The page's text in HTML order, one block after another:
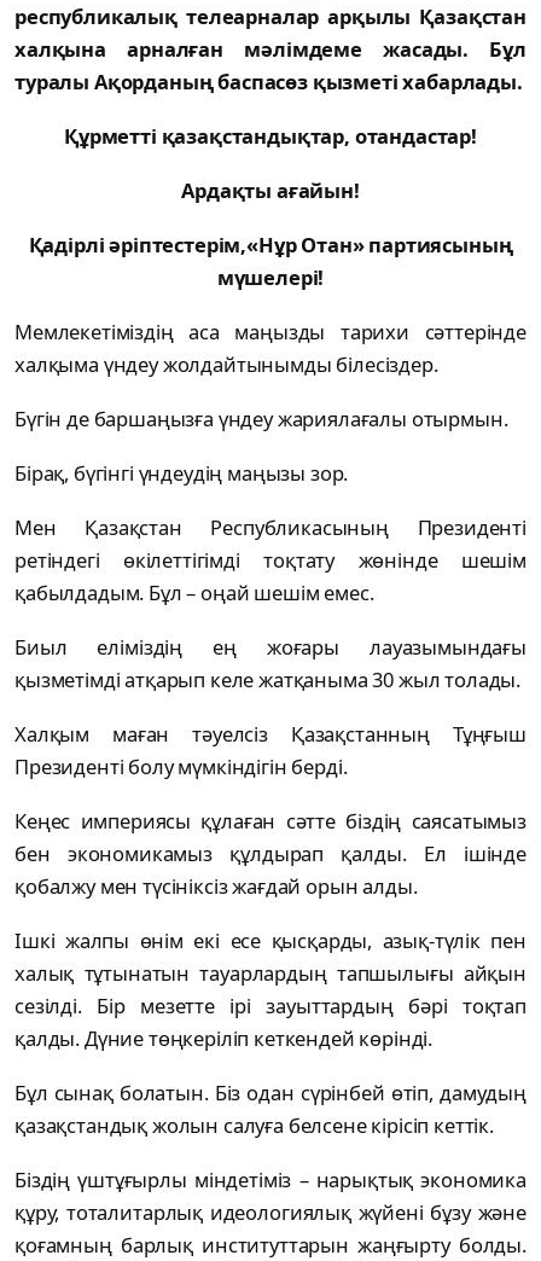
республикалық телеарналар арқылы Қазақстан
халқына арналған мәлімдеме жасады. Бұл
туралы Ақорданың баспасөз қызметі хабарлады.
Құрметті қазақстандықтар, отандастар!
Ардақты ағайын!
Қадірлі әріптестерім,«Нұр Отан» партиясының
мүшелері!
Мемлекетіміздің аса маңызды тарихи сәттерінде
халқыма үндеу жолдайтынымды білесіздер.
Бүгін де баршаңызға үндеу жариялағалы отырмын.
Бірақ, бүгінгі үндеудің маңызы зор.
Мен Қазақстан Республикасының Президенті
ретіндегі өкілеттігімді тоқтату жөнінде шешім
қабылдадым. Бұл ­– оңай шешім емес.
Биыл еліміздің ең жоғары лауазымындағы
қызметімді атқарып келе жатқаныма 30 жыл толады.
Халқым маған тәуелсіз Қазақстанның Тұңғыш
Президенті болу мүмкіндігін берді.
Кеңес империясы құлаған сәтте біздің саясатымыз
бен экономикамыз құлдырап қалды. Ел ішінде
қобалжу мен түсініксіз жағдай орын алды.
Ішкі жалпы өнім екі есе қысқарды, азық-түлік пен
халық тұтынатын тауарлардың тапшылығы айқын
сезілді. Бір мезетте ірі зауыттардың бәрі тоқтап
қалды. Дүние төңкеріліп кеткендей көрінді.
Бұл сынақ болатын. Біз одан сүрінбей өтіп, дамудың
қазақстандық жолын салуға белсене кірісіп кеттік.
Біздің үштұғырлы міндетіміз – нарықтық экономика
құру, тоталитарлық идеологиялық жүйені бұзу және
қоғамның барлық институттарын жаңғырту болды.